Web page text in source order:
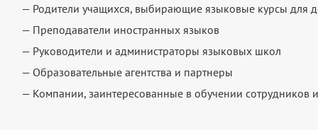
— Родители учащихся, выбирающие языковые курсы для
— Преподаватели иностранных языков
— Руководители и администраторы языковых школ
— Образовательные агентства и партнеры
— Компании, заинтересованные в обучении сотрудников